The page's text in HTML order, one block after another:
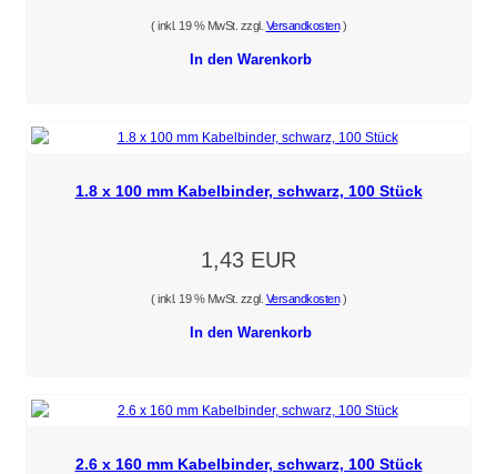
( inkl. 19 % MwSt. zzgl. Versandkosten)
In den Warenkorb
1.8 x 100 mm Kabelbinder, schwarz, 100 Stück
1,43 EUR
( inkl. 19 % MwSt. zzgl. Versandkosten)
In den Warenkorb
2.6 x 160 mm Kabelbinder, schwarz, 100 Stück